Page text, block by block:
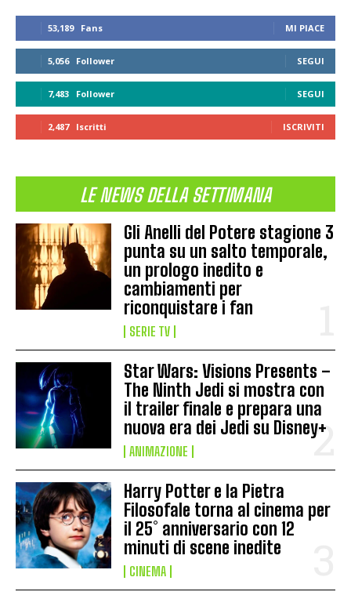
53,189 Fans MI PIACE
5,056 Follower SEGUI
7,483 Follower SEGUI
2,487 Iscritti ISCRIVITI
LE NEWS DELLA SETTIMANA
Gli Anelli del Potere stagione 3
punta su un salto temporale,
un prologo inedito e
cambiamenti per
riconquistare i fan
SERIE TV
Star Wars: Visions Presents –
The Ninth Jedi si mostra con
il trailer finale e prepara una
nuova era dei Jedi su Disney+
ANIMAZIONE
Harry Potter e la Pietra
Filosofale torna al cinema per
il 25° anniversario con 12
minuti di scene inedite
CINEMA